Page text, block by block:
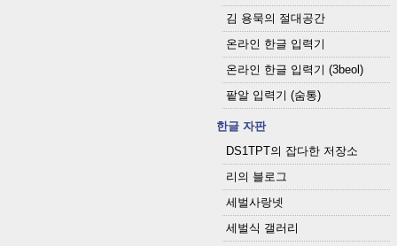
김 용묵의 절대공간
온라인 한글 입력기
온라인 한글 입력기 (3beol)
팥알 입력기 (숨통)
한글 자판
DS1TPT의 잡다한 저장소
리의 블로그
세벌사랑넷
세벌식 갤러리